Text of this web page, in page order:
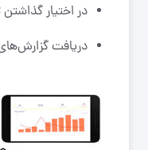
در اختیار
دریافت